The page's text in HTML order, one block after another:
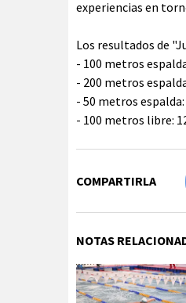
experiencias en
Los resultados de
- 100 metros
- 200 metros
- 50 metros
- 100 metros libre:
COMPARTIRLA
NOTAS